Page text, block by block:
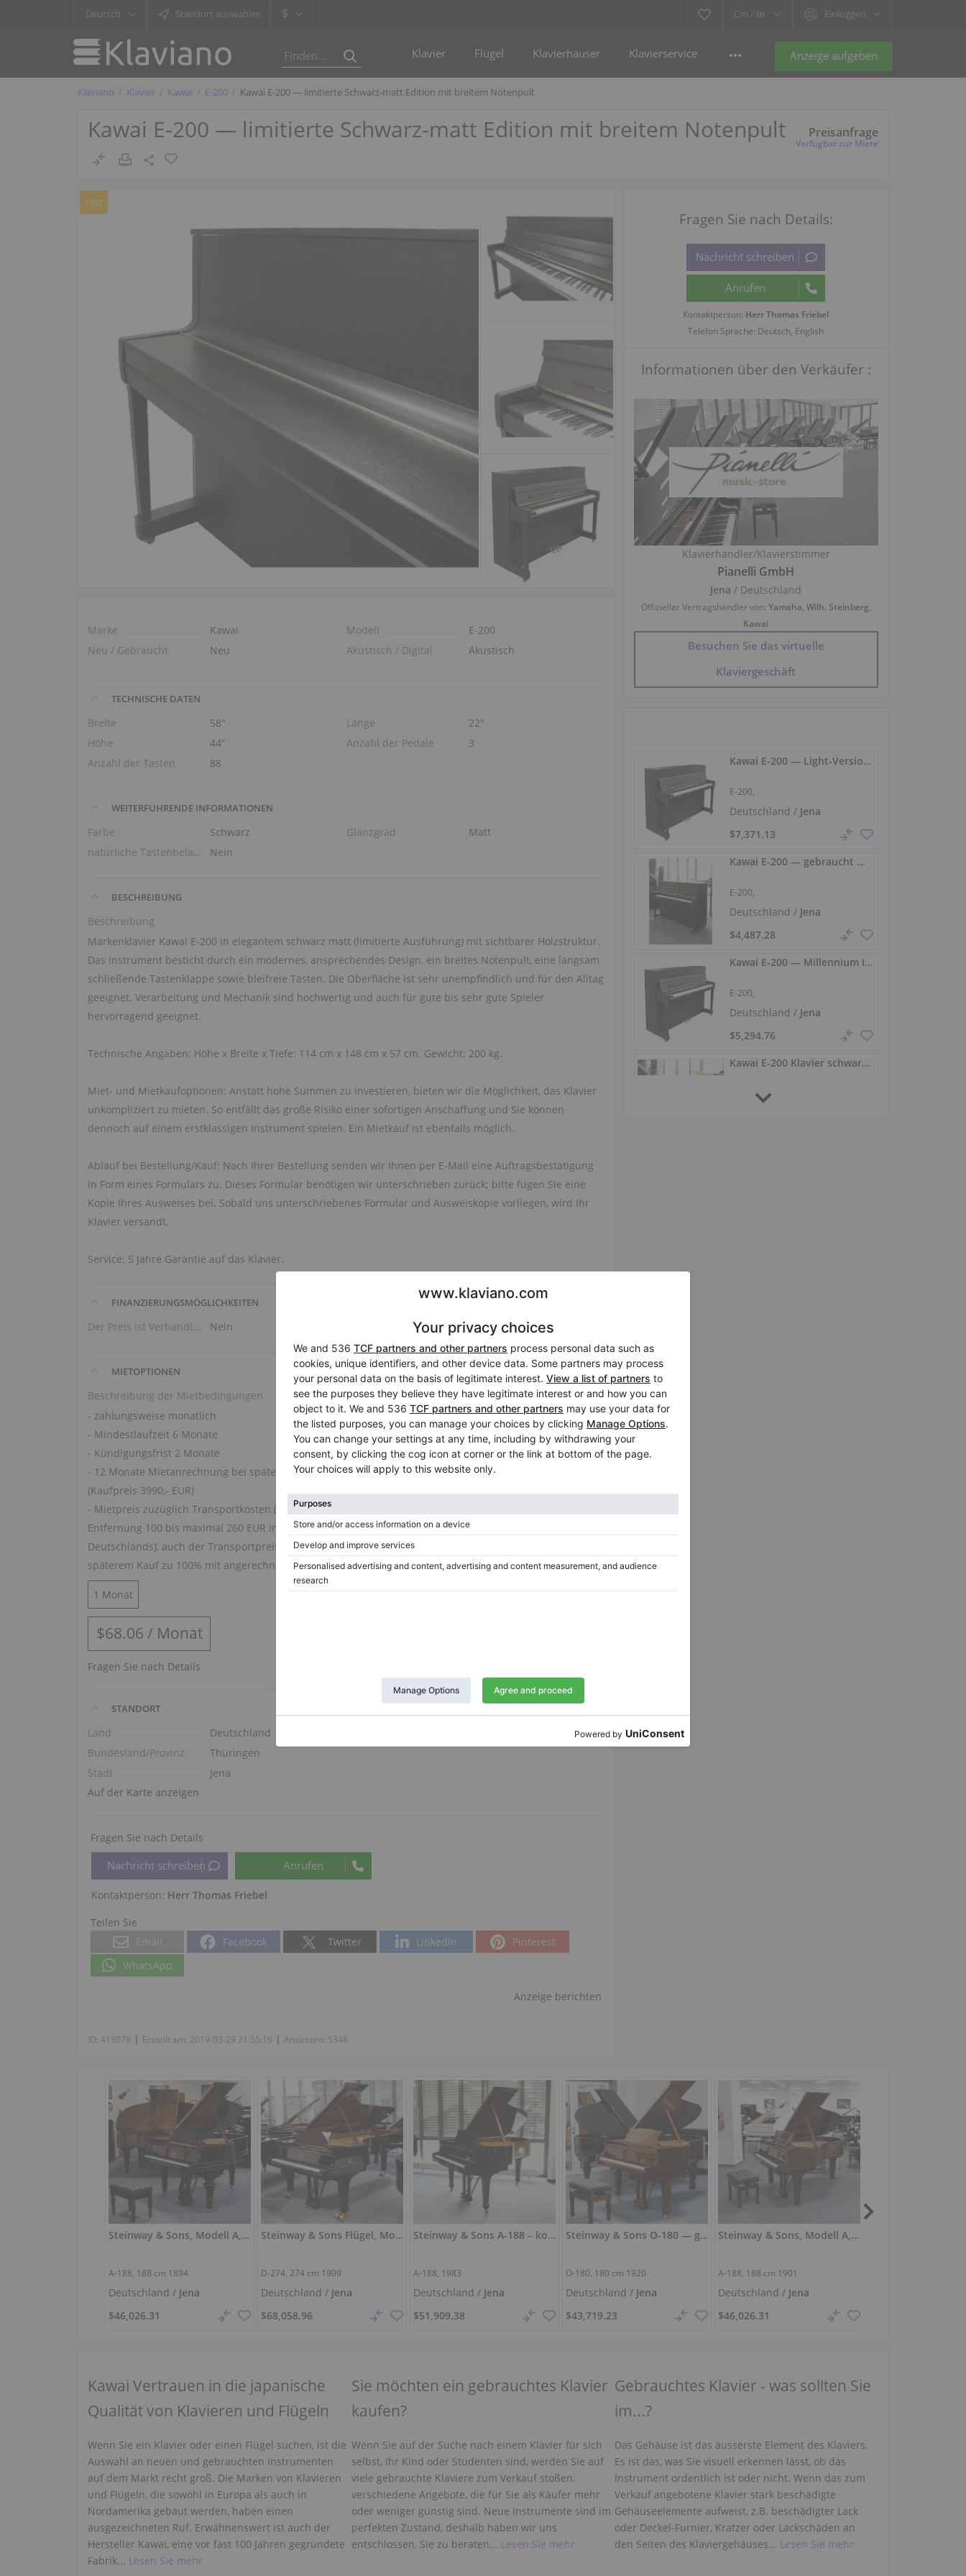
Deutsch Standort auswählen $ Cm / In Einloggen
Anzeige aufgeben
Klavier Flügel Klavierhäuser Klavierservice
Klaviano Klavier Kawai E-200 Kawai E-200 — limitierte Schwarz‑matt Edition mit breitem Notenpult
Kawai E-200 — limitierte Schwarz‑matt Edition mit breitem Notenpult Preisanfrage
Verfügbar zur Miete
Hot
Marke Kawai Modell
E-200
Neu / Gebraucht
Neu Akustisch / Digital Akustisch
TECHNISCHE DATEN
Breite 58″ Länge
22″
Höhe
44″ Anzahl der Pedale
3
Anzahl der Tasten
88
WEITERFÜHRENDE INFORMATIONEN
Farbe Schwarz Glanzgrad
Matt
natürliche Tastenbelag
Nein
BESCHREIBUNG
Beschreibung
Markenklavier Kawai E-200 in elegantem schwarz matt (limitierte Ausführung) mit sichtbarer Holzstruktur.
Das Instrument besticht durch ein modernes, ansprechendes Design, ein breites Notenpult, eine langsam
schließende Tastenklappe sowie bleifreie Tasten. Die Oberfläche ist sehr unempfindlich und für den Alltag
geeignet. Verarbeitung und Mechanik sind hochwertig und auch für gute bis sehr gute Spieler
hervorragend geeignet.
Technische Angaben: Höhe x Breite x Tiefe: 114 cm x 148 cm x 57 cm. Gewicht: 200 kg.
Miet- und Mietkaufoptionen: Anstatt hohe Summen zu investieren, bieten wir die Möglichkeit, das Klavier
unkompliziert zu mieten. So entfällt das große Risiko einer sofortigen Anschaffung und Sie können
dennoch auf einem erstklassigen Instrument spielen. Ein Mietkauf ist ebenfalls möglich.
Ablauf bei Bestellung/Kauf: Nach Ihrer Bestellung senden wir Ihnen per E‑Mail eine Auftragsbestätigung
in Form eines Formulars zu. Dieses Formular benötigen wir unterschrieben zurück; bitte fügen Sie eine
Kopie Ihres Ausweises bei. Sobald uns unterschriebenes Formular und Ausweiskopie vorliegen, wird Ihr
Klavier versandt.
Service: 5 Jahre Garantie auf das Klavier.
FINANZIERUNGSMÖGLICHKEITEN
Der Preis ist Verhandlungssache Nein Klavierstimmung im Preis Nein
MIETOPTIONEN
Beschreibung der Mietbedingungen
- zahlungsweise monatlich
- Mindestlaufzeit 6 Monate
- Kündigungsfrist 2 Monate
- 12 Monate Mietanrechnung bei späterem Kauf
(Kaufpreis 3990,- EUR)
- Mietpreis zuzüglich Transportkosten (je nach
Entfernung 100 bis maximal 260 EUR innerh.
Deutschlands), auch der Transportpreis wird bei
späterem Kauf zu 100% mit angerechnet.
Beginnen Sie Ihre Miete mit:
1 Monat
$68.06 / Monat
Fragen Sie nach Details
STANDORT
Land
Deutschland
Bundesland/Provinz
Thüringen
Stadt
Jena
Auf der Karte anzeigen
Fragen Sie nach Details
Kontaktperson: Herr Thomas Friebel
Teilen Sie
Email
Facebook Twitter LinkedIn
Pinterest
WhatsApp
Anzeige berichten
ID:413079 | Erstellt am: 2019-03-29 21:55:19 |Ansichten: 5348
Fragen Sie nach Details:
Kontaktperson: Herr Thomas Friebel
Telefon Sprache: Deutsch, English
Informationen über den Verkäufer :
Klavierhändler/Klavierstimmer
Pianelli GmbH
Jena / Deutschland
Offizieller Vertragshändler von: Yamaha, Wilh. Steinberg,
Kawai
Besuchen Sie das virtuelle
Klaviergeschäft
Kawai E-200 — Light‑Version mit robustem, mattem Finish
E-200,
Deutschland / Jena
$7,371.13
Kawai E-200 — gebraucht mit Millennium‑III & Resonanzboden
E-200,
Deutschland / Jena
$4,487.28
Kawai E-200 — Millennium III Mechanik, mattes Holzfinish
E-200,
Deutschland / Jena
$5,294.76
Kawai E-200 Klavier schwarz matt, gebrauchter Mietrückläufer
Steinway & Sons, Modell A, Länge 188 cm
A-188, 188 cm 1894
Deutschland / Jena
$46,026.31
Steinway & Sons Flügel, Modell D-274, schwarz Hochglanz, Bj. 1909, gebraucht
D-274, 274 cm 1909
Deutschland / Jena
$68,058.96
Steinway & Sons A-188 – kompakter Konzertflügel, schwarz poliert
A-188, 1983
Deutschland / Jena
$51,909.38
Steinway & Sons O-180 — generalüberholter Flügel 180 cm
O-180, 180 cm 1920
Deutschland / Jena
$43,719.23
Steinway & Sons, Modell A, Wurzelholz, inkl. Bank
A-188, 188 cm 1901
Deutschland / Jena
$46,026.31
Kawai Vertrauen in die japanische
Qualität von Klavieren und Flügeln
Wenn Sie ein Klavier oder einen Flügel suchen, ist die
Auswahl an neuen und gebrauchten Instrumenten
auf dem Markt recht groß. Die Marken von Klavieren
und Flügeln, die sowohl in Europa als auch in
Nordamerika gebaut werden, haben einen
ausgezeichneten Ruf. Erwähnenswert ist auch der
Hersteller Kawai, eine vor fast 100 Jahren gegründete
Fabrik... Lesen Sie mehr
Sie möchten ein gebrauchtes Klavier
kaufen?
Wenn Sie auf der Suche nach einem Klavier für sich
selbst, Ihr Kind oder Studenten sind, werden Sie auf
viele gebrauchte Klaviere zum Verkauf stoßen,
verschiedene Angebote, die für Sie als Käufer mehr
oder weniger günstig sind. Neue Instrumente sind im
perfekten Zustand, deshalb haben wir uns
entschlossen, Sie zu beraten... Lesen Sie mehr
Gebrauchtes Klavier - was sollten Sie
im...?
Das Gehäuse ist das äusserste Element des Klaviers.
Es ist das, was Sie visuell erkennen lässt, ob das
Instrument ordentlich ist oder nicht. Wenn das zum
Verkauf angebotene Klavier stark beschädigte
Gehäuseelemente aufweist, z.B. beschädigter Lack
oder Deckel-Furnier, Kratzer oder Lackschäden an
den Seiten des Klaviergehäuses... Lesen Sie mehr